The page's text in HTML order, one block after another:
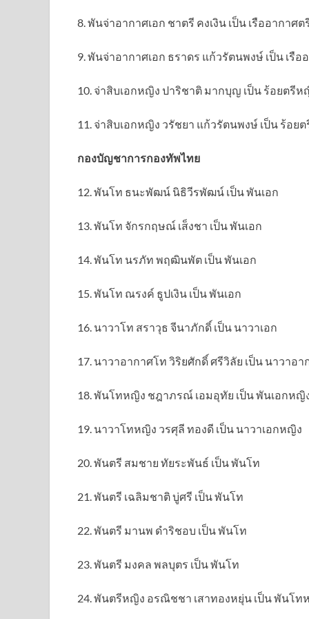
8. พันจ่าอากาศเอก ชาตรี คงเงิน เป็น เรืออากาศต
9. พันจ่าอากาศเอก ธราดร แก้วรัตนพงษ์ เป็น เรือ
10. จ่าสิบเอกหญิง ปาริชาติ มากบุญ เป็น ร้อยตรีห
11. จ่าสิบเอกหญิง วรัชยา แก้วรัตนพงษ์ เป็น ร้อย
กองบัญชาการกองทัพไทย
12. พันโท ธนะพัฒน์ นิธิวีรพัฒน์ เป็น พันเอก
13. พันโท จักรกฤษณ์ เส็งชา เป็น พันเอก
14. พันโท นรภัท พฤฒินพัต เป็น พันเอก
15. พันโท ณรงค์ ธูปเงิน เป็น พันเอก
16. นาวาโท สราวุธ จีนาภักดิ์ เป็น นาวาเอก
17. นาวาอากาศโท วิริยศักดิ์ ศรีวิลัย เป็น นาวาอา
18. พันโทหญิง ชฎาภรณ์ เอมอุทัย เป็น พันเอกหญิ
19. นาวาโทหญิง วรศุลี ทองดี เป็น นาวาเอกหญิง
20. พันตรี สมชาย ทัยระพันธ์ เป็น พันโท
21. พันตรี เฉลิมชาติ บู่ศรี เป็น พันโท
22. พันตรี มานพ ดำริชอบ เป็น พันโท
23. พันตรี มงคล พลบุตร เป็น พันโท
24. พันตรีหญิง อรณิชชา เสาทองหยุ่น เป็น พันโท